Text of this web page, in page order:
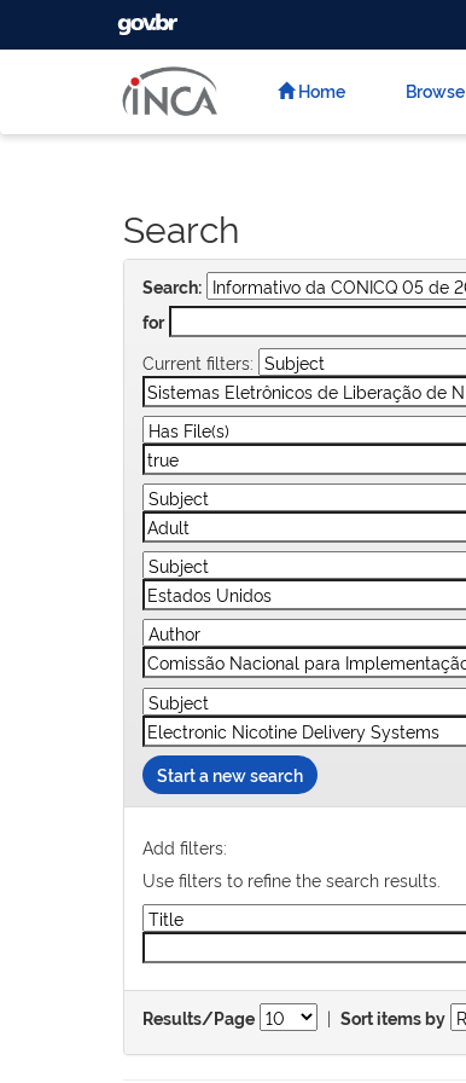
GOVBR
Home Browse
Search
Search:
for
Current filters:
Start a new search
Add filters:
Use filters to refine the search results.
Results/Page | Sort items by